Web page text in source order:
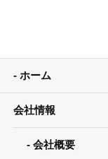
ホーム
会社情報
会社概要